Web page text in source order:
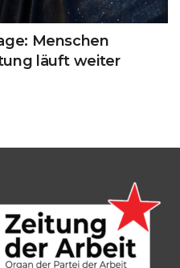
Menschen
läuft weiter